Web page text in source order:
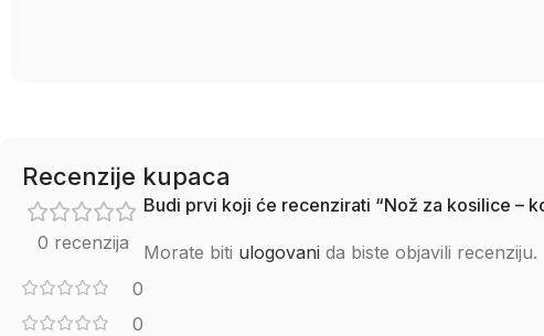
Recenzije kupaca
0 recenzija
0
0
Budi prvi koji će recenzirati “Nož za kosilice –
Morate biti ulogovani da biste objavili recenziju.